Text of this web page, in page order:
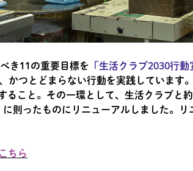
き11の重要目標を 「生活クラブ2030行動
かつとどまらない行動を実践しています
ること。その一環として、生活クラブと
則ったものにリニューアルしました。
ちら